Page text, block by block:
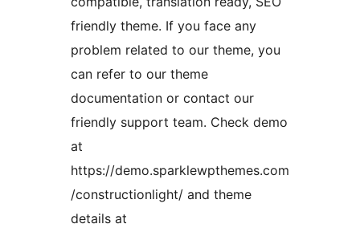
friendly theme. If you face any
problem related to our theme, you
can refer to our theme
documentation or contact our
friendly support team. Check demo
at
https://demo.sparklewpthemes.com
/constructionlight/ and theme
details at